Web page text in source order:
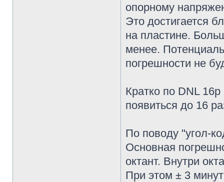
опорному
Это достигается
на пластине.
менее.
погрешности не
Кратко по DNL
появиться до 16
По поводу "угол-
Основная
октант. Внутри
При этом ± 3